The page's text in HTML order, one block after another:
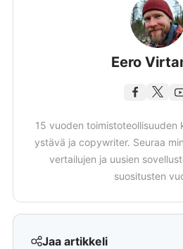
Jaa artikkeli
Eero
15 vuoden toimistoteollisuuden
ystävä ja copywriter. Seuraa
vertailujen ja uusien
suositusten